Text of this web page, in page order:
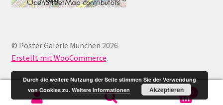
© Poster Galerie München 2026
Erstellt mit WooCommerce.
0
Durch die weitere Nutzung der Seite stimmen Sie der Verwendung
von Cookies zu.Weitere Informationen Akzeptieren